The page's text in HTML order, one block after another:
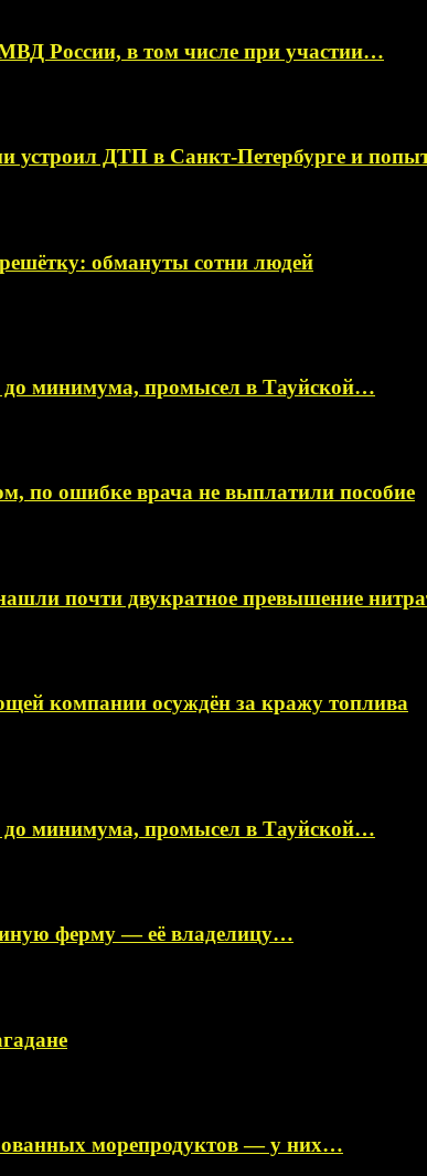
России, в том числе при участии…
устроил ДТП в Санкт-Петербурге и
обмануты сотни людей
минимума, промысел в Тауйской…
по ошибке врача не выплатили пособие
почти двукратное превышение
компании осуждён за кражу топлива
минимума, промысел в Тауйской…
ферму — её владелицу…
морепродуктов — у них…